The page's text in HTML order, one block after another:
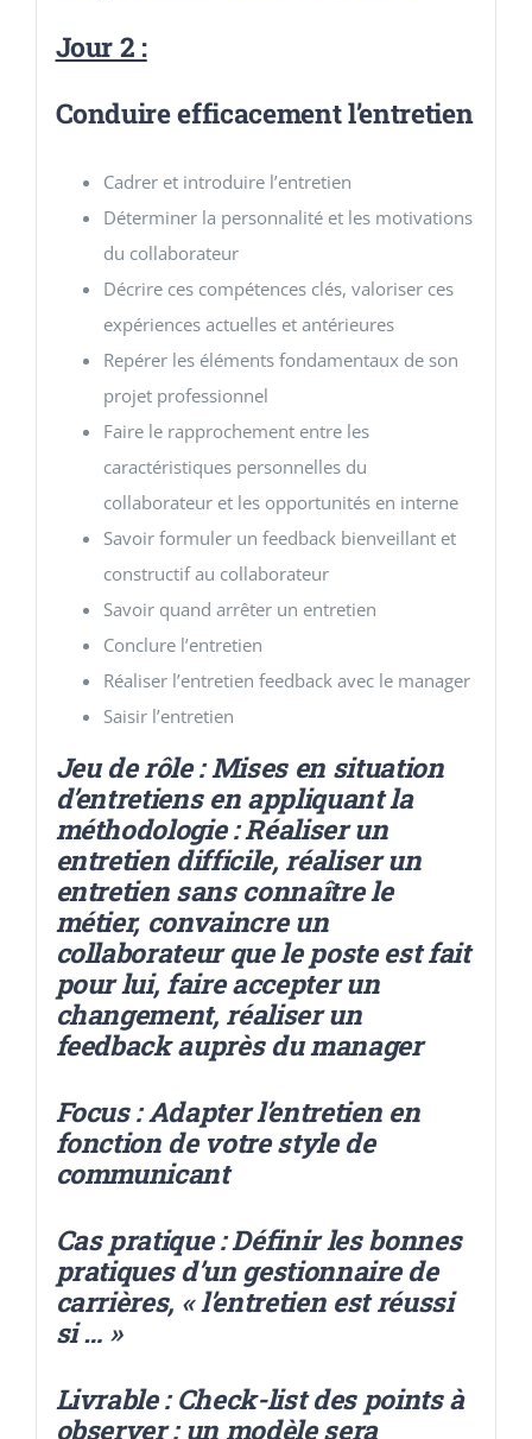
Jour 2 :
Conduire efficacement l’entretien
Cadrer et introduire l’entretien
Déterminer la personnalité et les motivations
du collaborateur
Décrire ces compétences clés, valoriser ces
expériences actuelles et antérieures
Repérer les éléments fondamentaux de son
projet professionnel
Faire le rapprochement entre les
caractéristiques personnelles du
collaborateur et les opportunités en interne
Savoir formuler un feedback bienveillant et
constructif au collaborateur
Savoir quand arrêter un entretien
Conclure l’entretien
Réaliser l’entretien feedback avec le manager
Saisir l’entretien
Jeu de rôle : Mises en situation
d’entretiens en appliquant la
méthodologie : Réaliser un
entretien difficile, réaliser un
entretien sans connaître le
métier, convaincre un
collaborateur que le poste est fait
pour lui, faire accepter un
changement, réaliser un
feedback auprès du manager
Focus : Adapter l’entretien en
fonction de votre style de
communicant
Cas pratique : Définir les bonnes
pratiques d’un gestionnaire de
carrières, « l’entretien est réussi
si … »
Livrable : Check-list des points à
observer : un modèle sera